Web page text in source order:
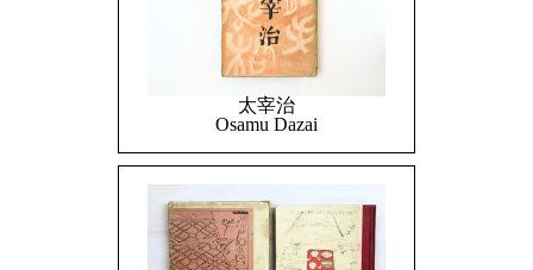
太宰治
Osamu Dazai